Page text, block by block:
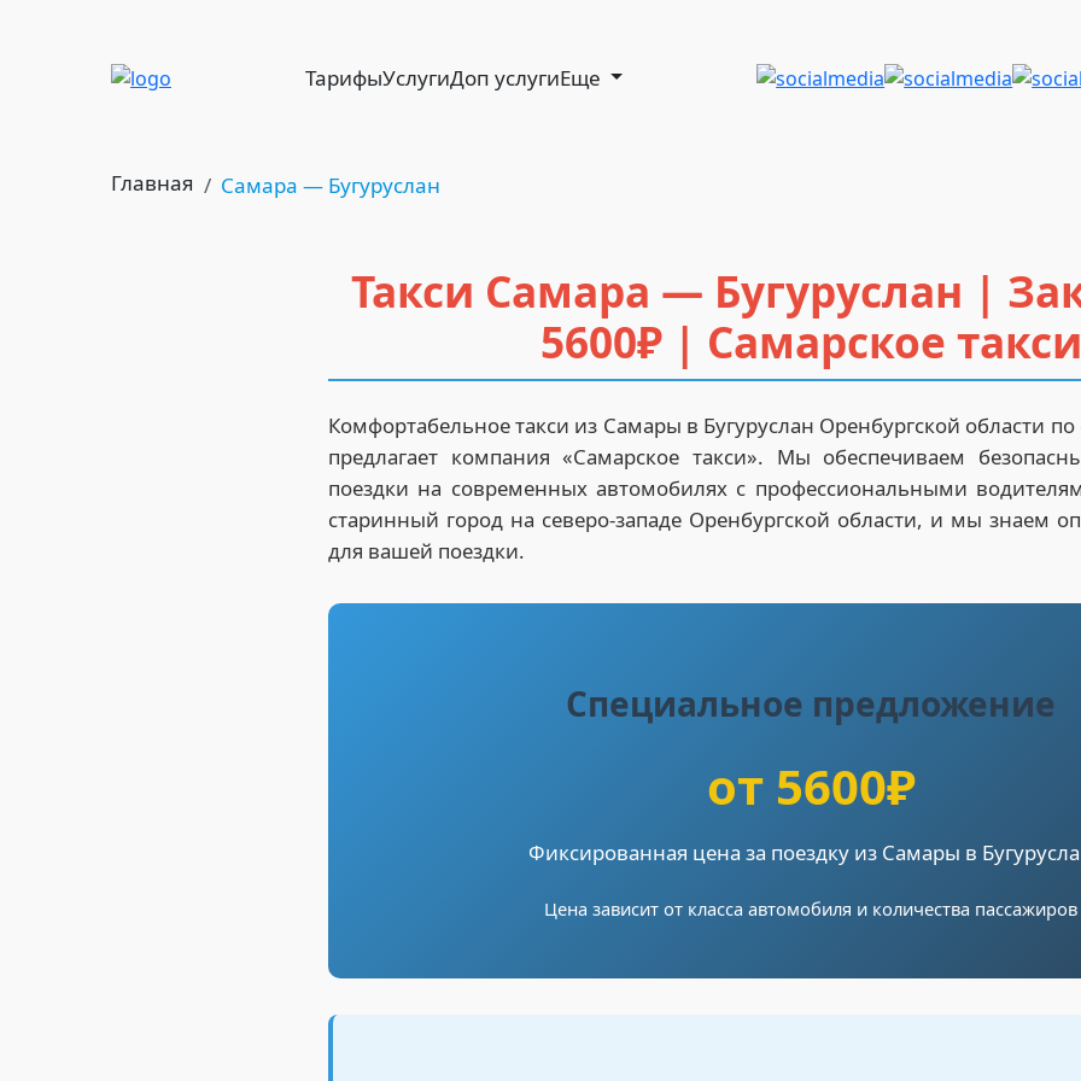
ТарифыУслугиДоп услугиЕще
Главная Самара — Бугуруслан
Такси Самара — Бугуруслан |
5600₽ | Самарское такси
Комфортабельное такси из Самары в Бугуруслан Оренбургской области
предлагает компания «Самарское такси». Мы обеспечиваем
поездки на современных автомобилях с профессиональными
старинный город на северо-западе Оренбургской области, и мы знаем
для вашей поездки.
Специальное предложение
от 5600₽
Фиксированная цена за поездку из Самары в
Цена зависит от класса автомобиля и количества пассажиров